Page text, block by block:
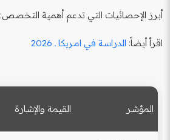
أبرز الإحصائيات التي تدعم أهمية التخصص:
اقرأ أيضاً: الدراسة في امريكا ـ 2026
المؤشر القيمة والإشارة